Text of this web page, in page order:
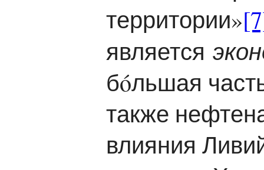
территории»
является
бóльшая
также
влияния